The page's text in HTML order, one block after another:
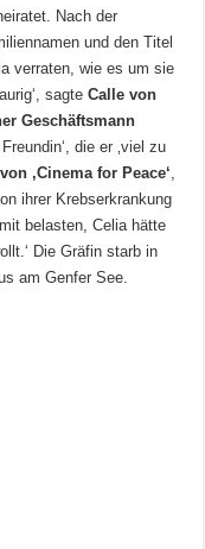
Nach der
und den Titel
verraten, wie es um sie
sagteCalle von
Geschäftsmann
die er ‚viel zu
‚Cinema for Peace‘,
ihrer Krebserkrankung
belasten, Celia hätte
Die Gräfin starb in
am Genfer See.